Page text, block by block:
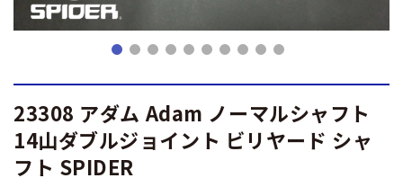
23308 アダム Adam ノーマルシャフト
14山ダブルジョイント ビリヤード シャ
フト SPIDER